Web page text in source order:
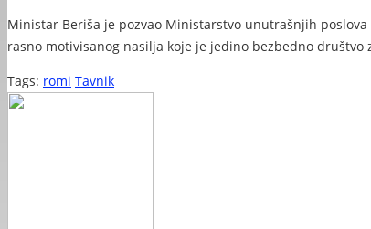
Ministar Beriša je pozvao Ministarstvo unutrašnjih
rasno motivisanog nasilja koje je jedino bezbedno društvo
Tags: romi Tavnik